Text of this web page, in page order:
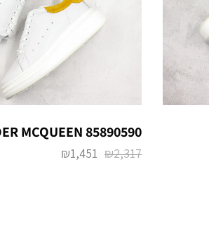
MCQUEEN 85890590
₪2,317
₪1,451